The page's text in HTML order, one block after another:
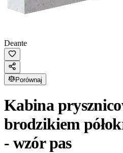
Deante
Porównaj
Kabina
brodzikiem
- wzór pas